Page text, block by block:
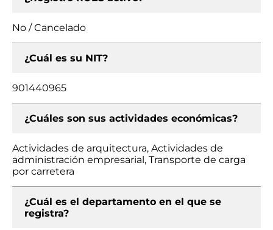
No / Cancelado
¿Cuál es su NIT?
901440965
¿Cuáles son sus actividades económicas?
Actividades de arquitectura, Actividades de
administración empresarial, Transporte de carga
por carretera
¿Cuál es el departamento en el que se
registra?